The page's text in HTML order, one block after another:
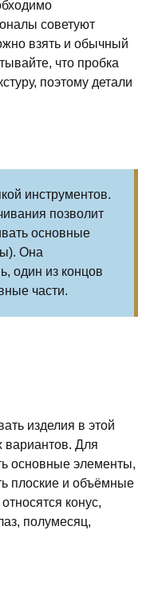
советуют
взять и обычный
что пробка
поэтому детали
инструментов.
позволит
основные
Она
один из концов
части.
изделия в этой
вариантов. Для
основные элементы,
плоские и объёмные
конус,
полумесяц,